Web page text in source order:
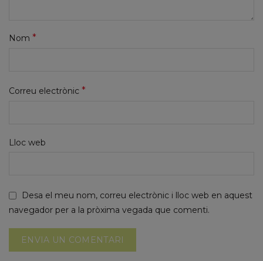
Nom *
Correu electrònic *
Lloc web
Desa el meu nom, correu electrònic i lloc web en aquest
navegador per a la pròxima vegada que comenti.